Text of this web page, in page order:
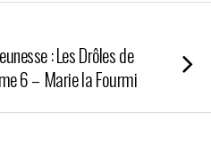
: Les Drôles de
6 – Marie la Fourmi